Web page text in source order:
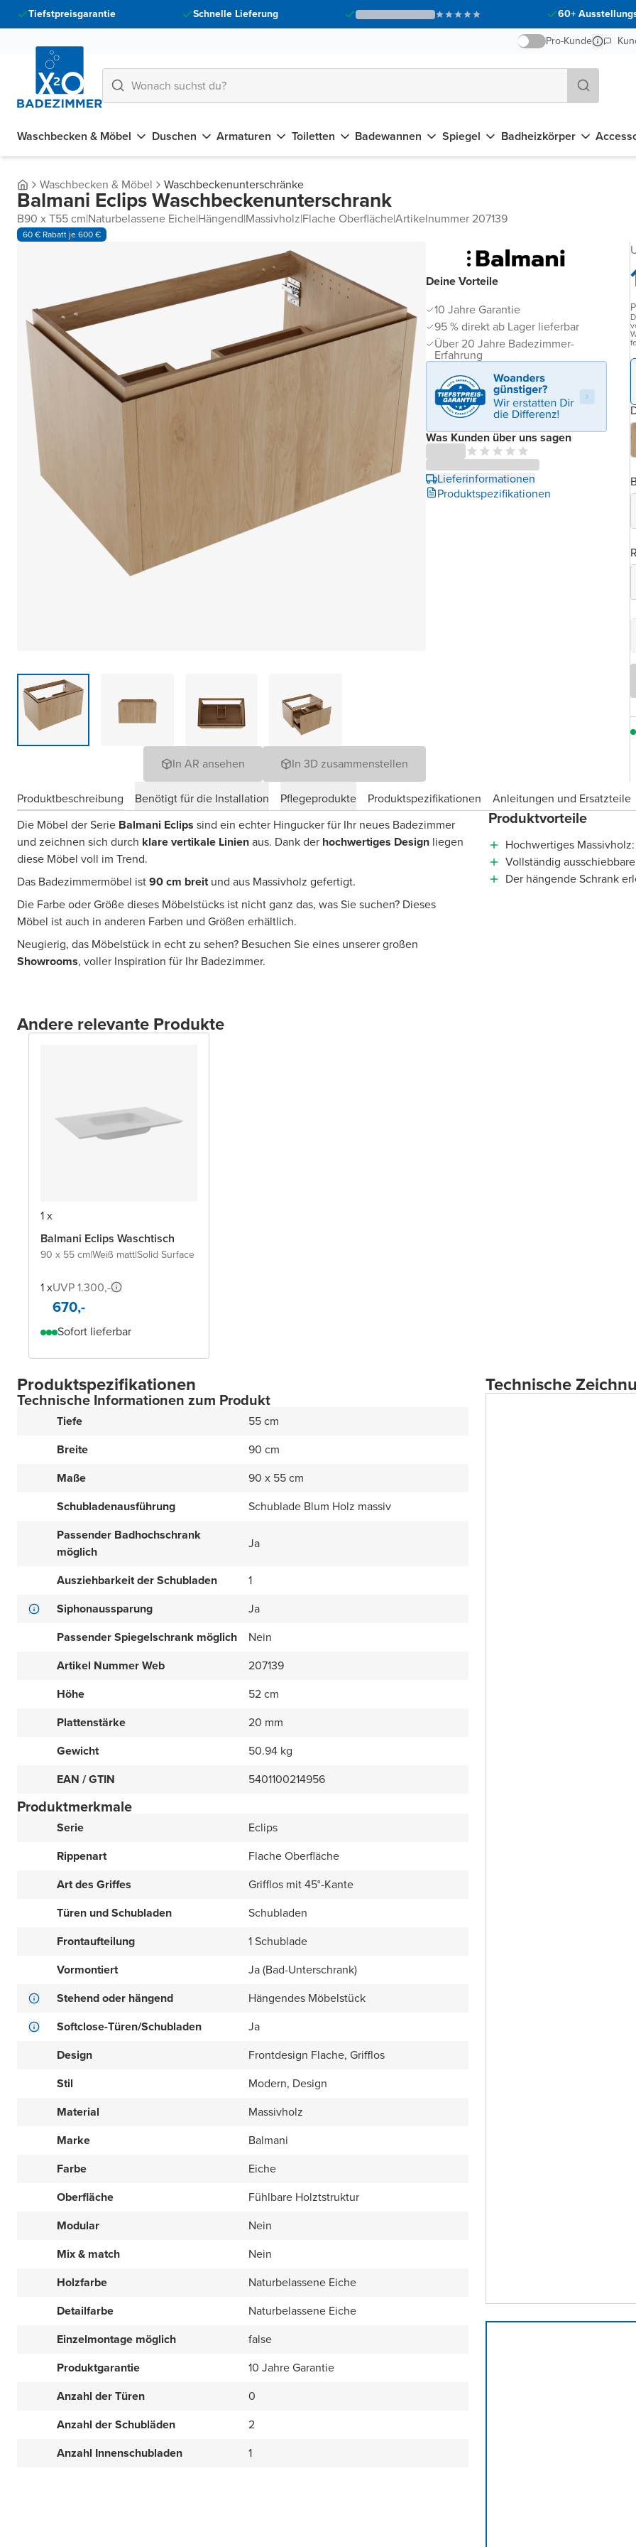
Tiefstpreisgarantie Schnelle Lieferung
60+
Pro-Kunde
Waschbecken & Möbel Duschen Armaturen Toiletten Badewannen Spiegel Badheizkörper
Waschbecken & Möbel Waschbeckenunterschränke
Balmani Eclips Waschbeckenunterschrank
B90 x T55 cm|Naturbelassene Eiche|Hängend|Massivholz|Flache Oberfläche|Artikelnummer 207139
60 € Rabatt je 600 €
In AR ansehen In 3D zusammenstellen
Deine Vorteile
10 Jahre Garantie
95 % direkt ab Lager lieferbar
Über 20 Jahre Badezimmer-
Erfahrung
Was Kunden über uns sagen
Lieferinformationen
Produktspezifikationen
Produktbeschreibung Benötigt für die Installation Pflegeprodukte Produktspezifikationen
Anleitungen und Ersatzteile
Die Möbel der Serie Balmani Eclips sind ein echter Hingucker für Ihr neues Badezimmer
und zeichnen sich durch klare vertikale Linienaus. Dank der hochwertiges Design liegen
diese Möbel voll im Trend.
Das Badezimmermöbel ist90 cm breitund aus Massivholz gefertigt.
Die Farbe oder Größe dieses Möbelstücks ist nicht ganz das, was Sie suchen? Dieses
Möbel ist auch in anderen Farben und Größen erhältlich.
Neugierig, das Möbelstück in echt zu sehen? Besuchen Sie eines unserer großen
Showrooms, voller Inspiration für Ihr Badezimmer.
Produktvorteile
Hochwertiges
Vollständig
Der hängende Schrank
Andere relevante Produkte
1 x
Balmani Eclips Waschtisch
90 x 55 cm|Weiß matt|Solid Surface
1 xUVP 1.300,-
670,-
Sofort lieferbar
Produktspezifikationen
Technische Informationen zum Produkt
Tiefe
55 cm
Breite
90 cm
Maße
90 x 55 cm
Schubladenausführung
Schublade Blum Holz massiv
Passender Badhochschrank
möglich
Ja
Ausziehbarkeit der Schubladen
1
Siphonaussparung
Ja
Passender Spiegelschrank möglich
Nein
Artikel Nummer Web
207139
Höhe
52 cm
Plattenstärke
20 mm
Gewicht
50.94 kg
EAN / GTIN
5401100214956
Produktmerkmale
Serie
Eclips
Rippenart
Flache Oberfläche
Art des Griffes
Grifflos mit 45°-Kante
Türen und Schubladen
Schubladen
Frontaufteilung
1 Schublade
Vormontiert
Ja (Bad-Unterschrank)
Stehend oder hängend
Hängendes Möbelstück
Softclose-Türen/Schubladen
Ja
Design
Frontdesign Flache, Grifflos
Stil
Modern, Design
Material
Massivholz
Marke
Balmani
Farbe
Eiche
Oberfläche
Fühlbare Holztstruktur
Modular
Nein
Mix & match
Nein
Holzfarbe
Naturbelassene Eiche
Detailfarbe
Naturbelassene Eiche
Einzelmontage möglich
false
Produktgarantie
10 Jahre Garantie
Anzahl der Türen
0
Anzahl der Schubläden
2
Anzahl Innenschubladen
1
Technische